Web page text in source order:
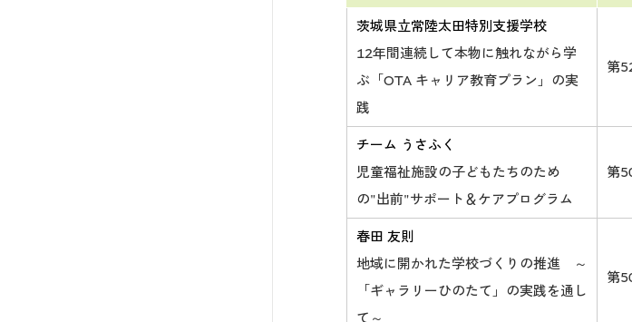
茨城県立常陸太田特別支援学校
12年間連続して本物に触れながら学
ぶ「OTA キャリア教育プラン」の実
践
第
チーム うさふく
児童福祉施設の子どもたちのため
の"出前"サポート＆ケアプログラム
第
春田 友則
地域に開かれた学校づくりの推進 ～
「ギャラリーひのたて」の実践を通し
第